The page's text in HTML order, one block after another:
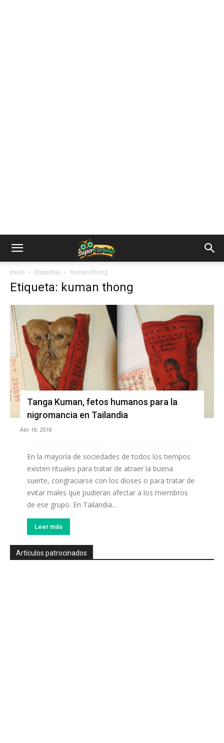
Inicio Etiquetas Kuman thong
Etiqueta: kuman thong
Tanga Kuman, fetos humanos para la
nigromancia en Tailandia
Abr 18, 2018
En la mayoría de sociedades de todos los tiempos
existen rituales para tratar de atraer la buena
suerte, congraciarse con los dioses o para tratar de
evitar males que pudieran afectar a los miembros
de ese grupo. En Tailandia...
Leer más
Artículos patrocinados